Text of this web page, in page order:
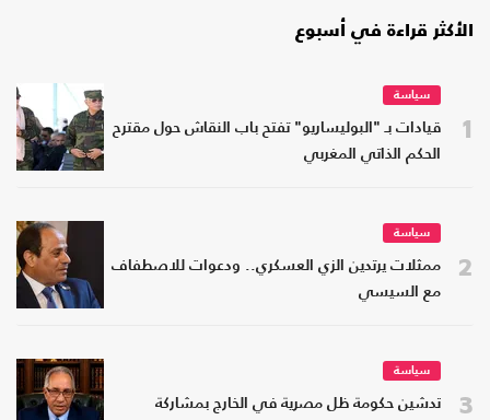
الأكثر قراءة في أسبوع
1
سياسة
قيادات بـ "البوليساريو" تفتح باب النقاش حول مقترح
الحكم الذاتي المغربي
2
سياسة
ممثلات يرتدين الزي العسكري.. ودعوات للاصطفاف
مع السيسي
3
سياسة
تدشين حكومة ظل مصرية في الخارج بمشاركة